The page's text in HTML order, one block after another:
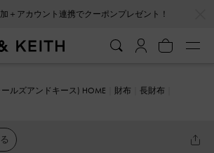
＋アカウント連携でクーポンプレゼント！
ールズアンドキース) HOME 財布
長財布